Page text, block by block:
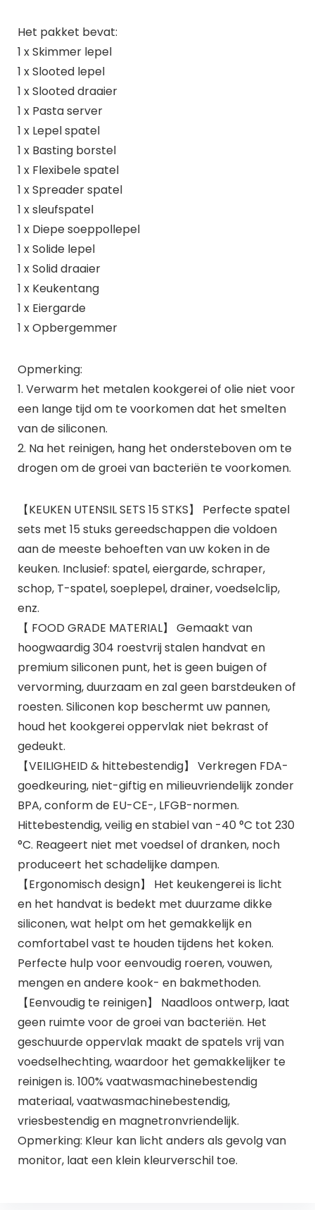
Het pakket bevat:
1 x Skimmer lepel
1 x Slooted lepel
1 x Slooted draaier
1 x Pasta server
1 x Lepel spatel
1 x Basting borstel
1 x Flexibele spatel
1 x Spreader spatel
1 x sleufspatel
1 x Diepe soeppollepel
1 x Solide lepel
1 x Solid draaier
1 x Keukentang
1 x Eiergarde
1 x Opbergemmer
Opmerking:
1. Verwarm het metalen kookgerei of olie niet voor
een lange tijd om te voorkomen dat het smelten
van de siliconen.
2. Na het reinigen, hang het ondersteboven om te
drogen om de groei van bacteriën te voorkomen.
【KEUKEN UTENSIL SETS 15 STKS】 Perfecte spatel
sets met 15 stuks gereedschappen die voldoen
aan de meeste behoeften van uw koken in de
keuken. Inclusief: spatel, eiergarde, schraper,
schop, T-spatel, soeplepel, drainer, voedselclip,
enz.
【 FOOD GRADE MATERIAL】 Gemaakt van
hoogwaardig 304 roestvrij stalen handvat en
premium siliconen punt, het is geen buigen of
vervorming, duurzaam en zal geen barstdeuken of
roesten. Siliconen kop beschermt uw pannen,
houd het kookgerei oppervlak niet bekrast of
gedeukt.
【VEILIGHEID & hittebestendig】 Verkregen FDA-
goedkeuring, niet-giftig en milieuvriendelijk zonder
BPA, conform de EU-CE-, LFGB-normen.
Hittebestendig, veilig en stabiel van -40 °C tot 230
°C. Reageert niet met voedsel of dranken, noch
produceert het schadelijke dampen.
【Ergonomisch design】 Het keukengerei is licht
en het handvat is bedekt met duurzame dikke
siliconen, wat helpt om het gemakkelijk en
comfortabel vast te houden tijdens het koken.
Perfecte hulp voor eenvoudig roeren, vouwen,
mengen en andere kook- en bakmethoden.
【Eenvoudig te reinigen】 Naadloos ontwerp, laat
geen ruimte voor de groei van bacteriën. Het
geschuurde oppervlak maakt de spatels vrij van
voedselhechting, waardoor het gemakkelijker te
reinigen is. 100% vaatwasmachinebestendig
materiaal, vaatwasmachinebestendig,
vriesbestendig en magnetronvriendelijk.
Opmerking: Kleur kan licht anders als gevolg van
monitor, laat een klein kleurverschil toe.